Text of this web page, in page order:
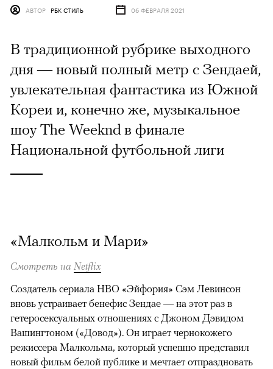
АВТОР РБК СТИЛЬ 06 ФЕВРАЛЯ 2021
В традиционной рубрике выходного
дня — новый полный метр с Зендаей,
увлекательная фантастика из Южной
Кореи и, конечно же, музыкальное
шоу The Weeknd в финале
Национальной футбольной лиги
«Малкольм и Мари»
Смотреть на Netflix
Создатель сериала HBO «Эйфория» Сэм Левинсон
вновь устраивает бенефис Зендае — на этот раз в
гетеросексуальных отношениях с Джоном Дэвидом
Вашингтоном («Довод»). Он играет чернокожего
режиссера Малкольма, который успешно представил
новый фильм белой публике и мечтает отпраздновать